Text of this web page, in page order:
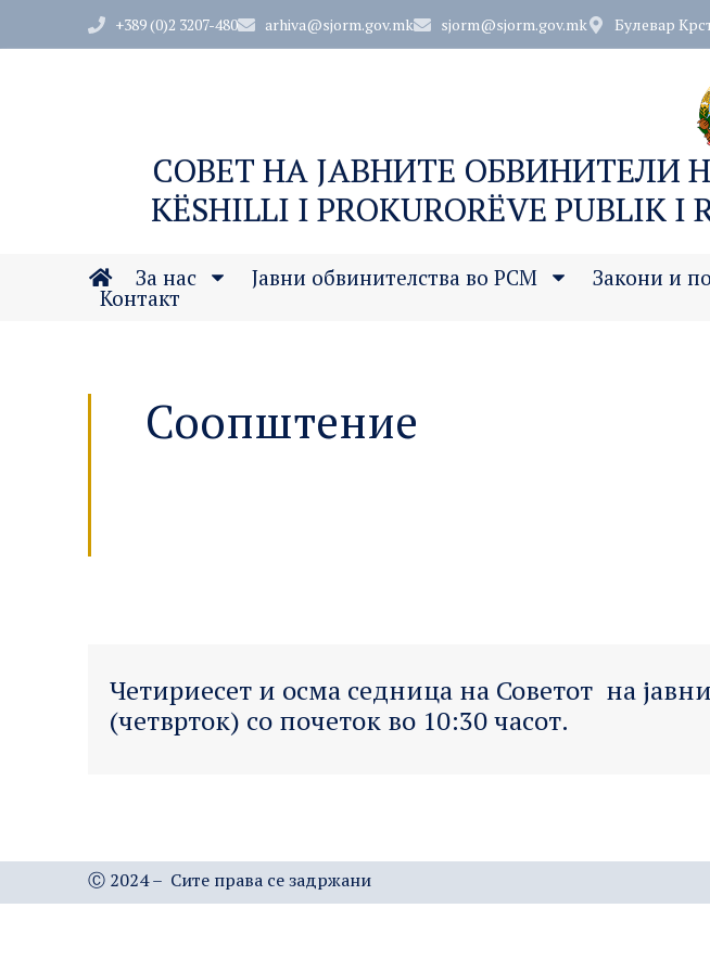
+389 (0)2 3207-480 arhiva@sjorm.gov.mk sjorm@sjorm.gov.mk Булевар
СОВЕТ НА ЈАВНИТЕ ОБВИНИТЕЛИ
KËSHILLI I PROKURORËVE PUBLIK I
За нас Јавни обвинителства во РСМ Закони и
Контакт
Соопштение
Четириесет и осма седница на Советот на
(четврток) со почеток во 10:30 часот.
Ⓒ 2024 – Сите права се задржани